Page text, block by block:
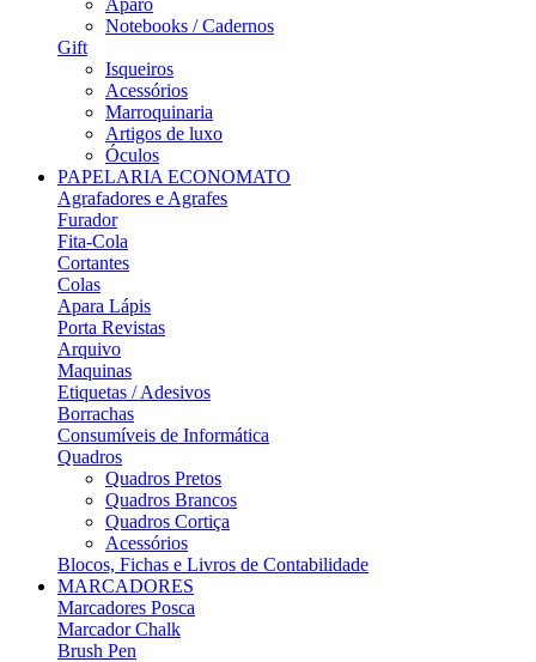
Aparo
Notebooks / Cadernos
Gift
Isqueiros
Acessórios
Marroquinaria
Artigos de luxo
Óculos
PAPELARIA ECONOMATO
Agrafadores e Agrafes
Furador
Fita-Cola
Cortantes
Colas
Apara Lápis
Porta Revistas
Arquivo
Maquinas
Etiquetas / Adesivos
Borrachas
Consumíveis de Informática
Quadros
Quadros Pretos
Quadros Brancos
Quadros Cortiça
Acessórios
Blocos, Fichas e Livros de Contabilidade
MARCADORES
Marcadores Posca
Marcador Chalk
Brush Pen